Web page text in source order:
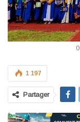
1 197
Partager